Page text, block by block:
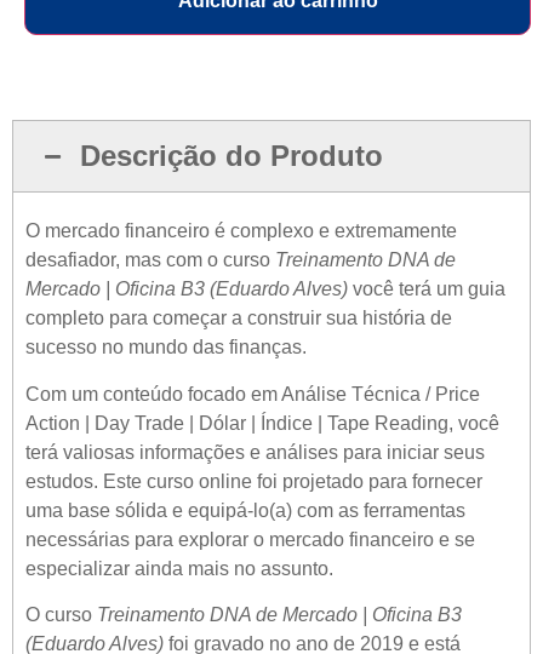
Descrição do Produto
O mercado financeiro é complexo e extremamente
desafiador, mas com o curso Treinamento DNA de
Mercado | Oficina B3 (Eduardo Alves) você terá um guia
completo para começar a construir sua história de
sucesso no mundo das finanças.
Com um conteúdo focado em Análise Técnica / Price
Action | Day Trade | Dólar | Índice | Tape Reading, você
terá valiosas informações e análises para iniciar seus
estudos. Este curso online foi projetado para fornecer
uma base sólida e equipá-lo(a) com as ferramentas
necessárias para explorar o mercado financeiro e se
especializar ainda mais no assunto.
O curso Treinamento DNA de Mercado | Oficina B3
(Eduardo Alves) foi gravado no ano de 2019 e está